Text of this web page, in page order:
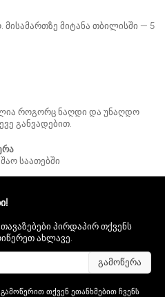
მიტანა თბილისში — 5
როგორც ნაღდი და უნაღდო
განვადებით.
საათებში
პირდაპირ თქვენს
ახლავე.
გამოწერა
თქვენ ეთანხმებით ჩვენს